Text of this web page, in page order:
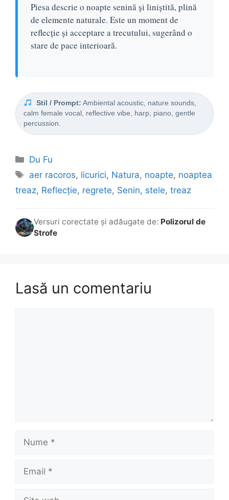
Piesa descrie o noapte senină și liniștită, plină
de elemente naturale. Este un moment de
reflecție și acceptare a trecutului, sugerând o
stare de pace interioară.
Stil / Prompt: Ambiental acoustic, nature sounds,
calm female vocal, reflective vibe, harp, piano, gentle
percussion.
Categorii
Du Fu
Etichete
aer racoros, licurici, Natura, noapte, noaptea
treaz, Reflecție, regrete, Senin, stele, treaz
Versuri corectate și adăugate de: Polizorul de
Strofe
Lasă un comentariu
Nume
Email
Site